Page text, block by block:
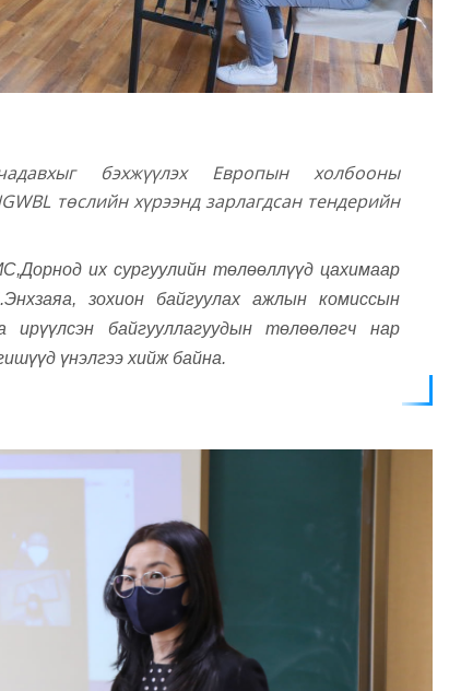
бэхжүүлэх Европын холбооны
төслийн хүрээнд зарлагдсан тендерийн
их сургуулийн төлөөллүүд цахимаар
зохион байгуулах ажлын комиссын
байгууллагуудын төлөөлөгч нар
үнэлгээ хийж байна.